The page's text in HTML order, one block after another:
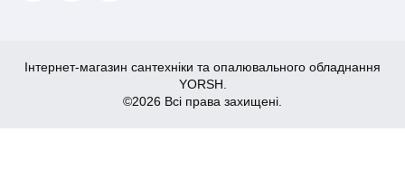
Інтернет-магазин сантехніки та опалювального обладнання
YORSH.
©2026 Всі права захищені.